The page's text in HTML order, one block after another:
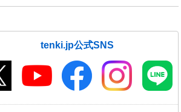
tenki.jp公式SNS